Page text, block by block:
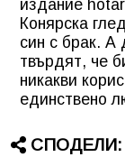
издание
Конярска
син с брак. А
твърдят, че
никакви
единствено
СПОДЕЛИ: